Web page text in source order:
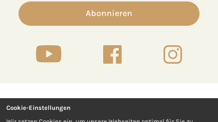
Abonnieren
Kontakt
Cookie-Einstellungen